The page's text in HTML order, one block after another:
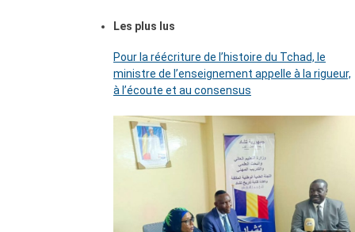
Les plus lus
Pour la réécriture de l’histoire du Tchad, le
ministre de l’enseignement appelle à la rigueur,
à l’écoute et au consensus